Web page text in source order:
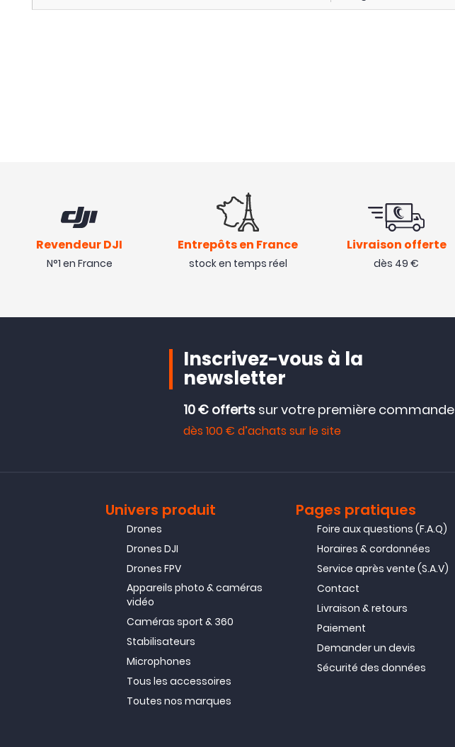
Revendeur DJI
N°1 en France
Entrepôts en France
stock en temps réel
Livraison offerte
dès 49 €
Inscrivez-vous à la
newsletter
10 € offerts sur votre première commande
dès 100 € d’achats sur le site
Univers produit
Drones
Drones DJI
Drones FPV
Appareils photo & caméras
vidéo
Caméras sport & 360
Stabilisateurs
Microphones
Tous les accessoires
Toutes nos marques
Pages pratiques
Foire aux questions (F.A.Q)
Horaires & cordonnées
Service après vente (S.A.V)
Contact
Livraison & retours
Paiement
Demander un devis
Sécurité des données